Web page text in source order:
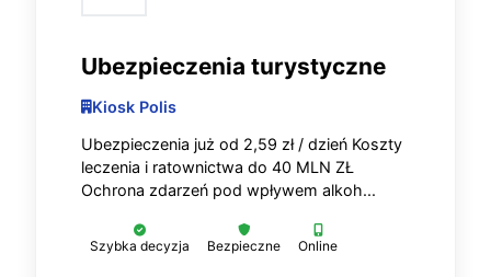
Ubezpieczenia turystyczne
Kiosk Polis
Ubezpieczenia już od 2,59 zł / dzień Koszty
leczenia i ratownictwa do 40 MLN ZŁ
Ochrona zdarzeń pod wpływem alkoh...
Szybka decyzja Bezpieczne Online